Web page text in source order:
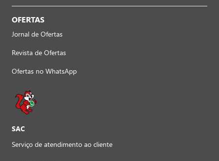
OFERTAS
Jornal de Ofertas
Revista de Ofertas
Ofertas no WhatsApp
SAC
Serviço de atendimento ao cliente